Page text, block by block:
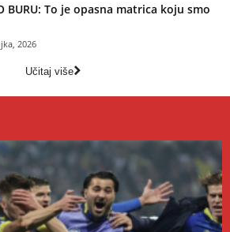
BURU: To je opasna matrica koju smo
2026
Učitaj više